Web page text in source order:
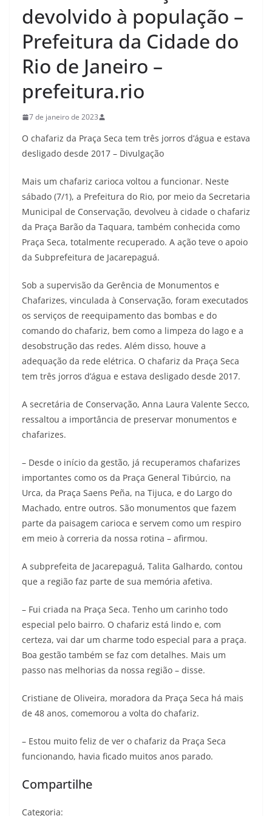
devolvido à população –
Prefeitura da Cidade do
Rio de Janeiro –
prefeitura.rio
7 de janeiro de 2023
O chafariz da Praça Seca tem três jorros d’água e estava
desligado desde 2017 – Divulgação
Mais um chafariz carioca voltou a funcionar. Neste
sábado (7/1), a Prefeitura do Rio, por meio da Secretaria
Municipal de Conservação, devolveu à cidade o chafariz
da Praça Barão da Taquara, também conhecida como
Praça Seca, totalmente recuperado. A ação teve o apoio
da Subprefeitura de Jacarepaguá.
Sob a supervisão da Gerência de Monumentos e
Chafarizes, vinculada à Conservação, foram executados
os serviços de reequipamento das bombas e do
comando do chafariz, bem como a limpeza do lago e a
desobstrução das redes. Além disso, houve a
adequação da rede elétrica. O chafariz da Praça Seca
tem três jorros d’água e estava desligado desde 2017.
A secretária de Conservação, Anna Laura Valente Secco,
ressaltou a importância de preservar monumentos e
chafarizes.
– Desde o início da gestão, já recuperamos chafarizes
importantes como os da Praça General Tibúrcio, na
Urca, da Praça Saens Peña, na Tijuca, e do Largo do
Machado, entre outros. São monumentos que fazem
parte da paisagem carioca e servem como um respiro
em meio à correria da nossa rotina – afirmou.
A subprefeita de Jacarepaguá, Talita Galhardo, contou
que a região faz parte de sua memória afetiva.
– Fui criada na Praça Seca. Tenho um carinho todo
especial pelo bairro. O chafariz está lindo e, com
certeza, vai dar um charme todo especial para a praça.
Boa gestão também se faz com detalhes. Mais um
passo nas melhorias da nossa região – disse.
Cristiane de Oliveira, moradora da Praça Seca há mais
de 48 anos, comemorou a volta do chafariz.
– Estou muito feliz de ver o chafariz da Praça Seca
funcionando, havia ficado muitos anos parado.
Compartilhe
Categoria: